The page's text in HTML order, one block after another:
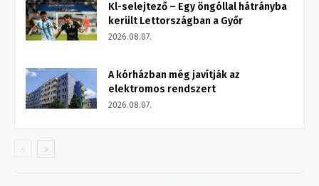
Kl-selejtező – Egy öngóllal hátrányba
került Lettországban a Győr
2026.08.07.
A kórházban még javítják az
elektromos rendszert
2026.08.07.